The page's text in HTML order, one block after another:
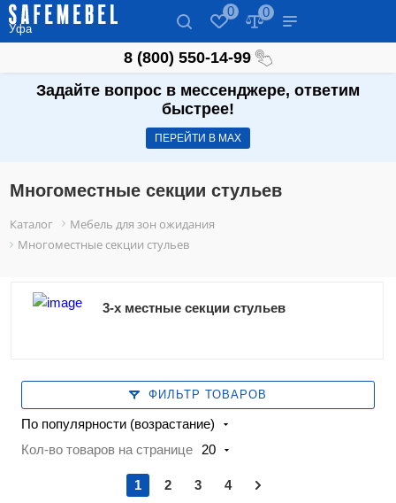
Уфа
0 0
8 (800) 550-14-99
Задайте вопрос в мессенджере, ответим
быстрее!
ПЕРЕЙТИ В МАХ
Многоместные секции стульев
Каталог
Мебель для зон ожидания
Многоместные секции стульев
3-х местные секции стульев
ФИЛЬТР ТОВАРОВ
По популярности (возрастание)
Кол-во товаров на странице
20
1 2 3 4